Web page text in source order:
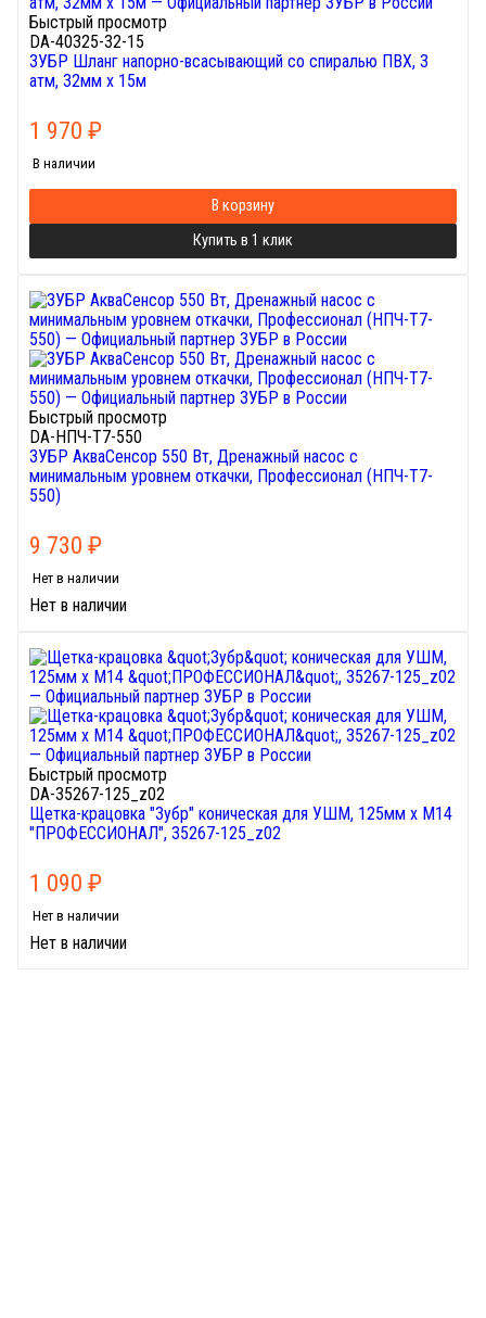
Быстрый просмотр
DA-40325-32-15
ЗУБР Шланг напорно-всасывающий со спиралью ПВХ, 3
атм, 32мм х 15м
1 970 ₽
В наличии
В корзину
Купить в 1 клик
Быстрый просмотр
DA-НПЧ-Т7-550
ЗУБР АкваСенсор 550 Вт, Дренажный насос с
минимальным уровнем откачки, Профессионал (НПЧ-Т7-
550)
9 730 ₽
Нет в наличии
Нет в наличии
Быстрый просмотр
DA-35267-125_z02
Щетка-крацовка "Зубр" коническая для УШМ, 125мм х М14
"ПРОФЕССИОНАЛ", 35267-125_z02
1 090 ₽
Нет в наличии
Нет в наличии